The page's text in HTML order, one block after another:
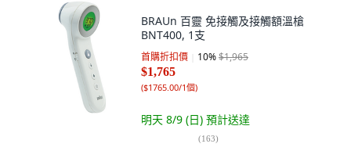
BRAUn 百靈 免接觸及接觸額溫槍
BNT400, 1支
首購折扣價 10%$1,965
$1,765
($1765.00/1個)
明天 8/9 (日) 預計送達
(163)